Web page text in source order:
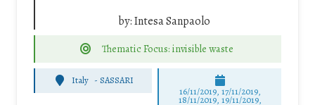
by:Intesa Sanpaolo
Thematic Focus: invisible waste
Italy -SASSARI
16/11/2019, 17/11/2019,
18/11/2019, 19/11/2019,